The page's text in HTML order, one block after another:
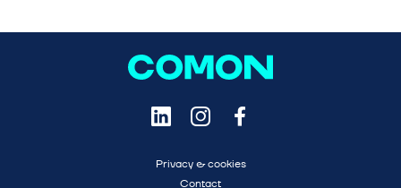
Privacy & cookies
Contact